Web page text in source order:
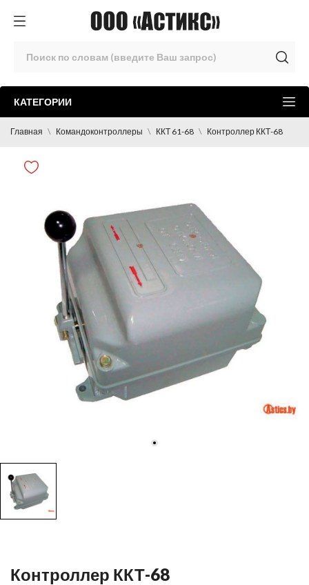
КАТЕГОРИИ
Главная Командоконтроллеры ККТ 61-68 Контроллер ККТ-68
Контроллер ККТ-68